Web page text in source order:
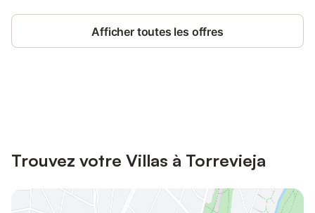
Afficher toutes les offres
Trouvez votre Villas à Torrevieja